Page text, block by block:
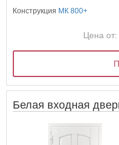
Конструкция МК 800+
Цена от:
Белая входная